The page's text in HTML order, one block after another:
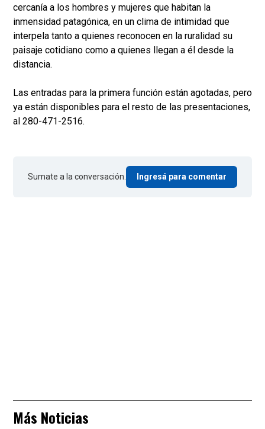
cercanía a los hombres y mujeres que habitan la
inmensidad patagónica, en un clima de intimidad que
interpela tanto a quienes reconocen en la ruralidad su
paisaje cotidiano como a quienes llegan a él desde la
distancia.
Las entradas para la primera función están agotadas, pero
ya están disponibles para el resto de las presentaciones,
al 280-471-2516.
Sumate a la conversación. Ingresá para comentar
Más Noticias